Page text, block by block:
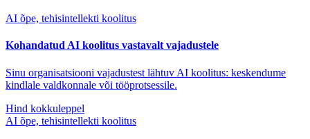
AI õpe, tehisintellekti koolitus
Kohandatud AI koolitus vastavalt vajadustele
Sinu organisatsiooni vajadustest lähtuv AI koolitus: keskendume
kindlale valdkonnale või tööprotsessile.
Hind kokkuleppel
AI õpe, tehisintellekti koolitus